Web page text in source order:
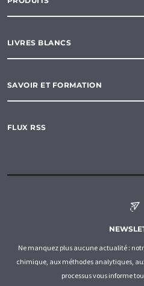
LIVRES BLANCS
SAVOIR ET FORMATION
FLUX RSS
Ne manquez plus aucune actualité :
chimique, aux méthodes analytiques,
processus vous informe